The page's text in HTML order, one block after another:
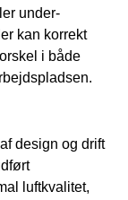
under-
kan korrekt
i både
design og drift
luftkvalitet,